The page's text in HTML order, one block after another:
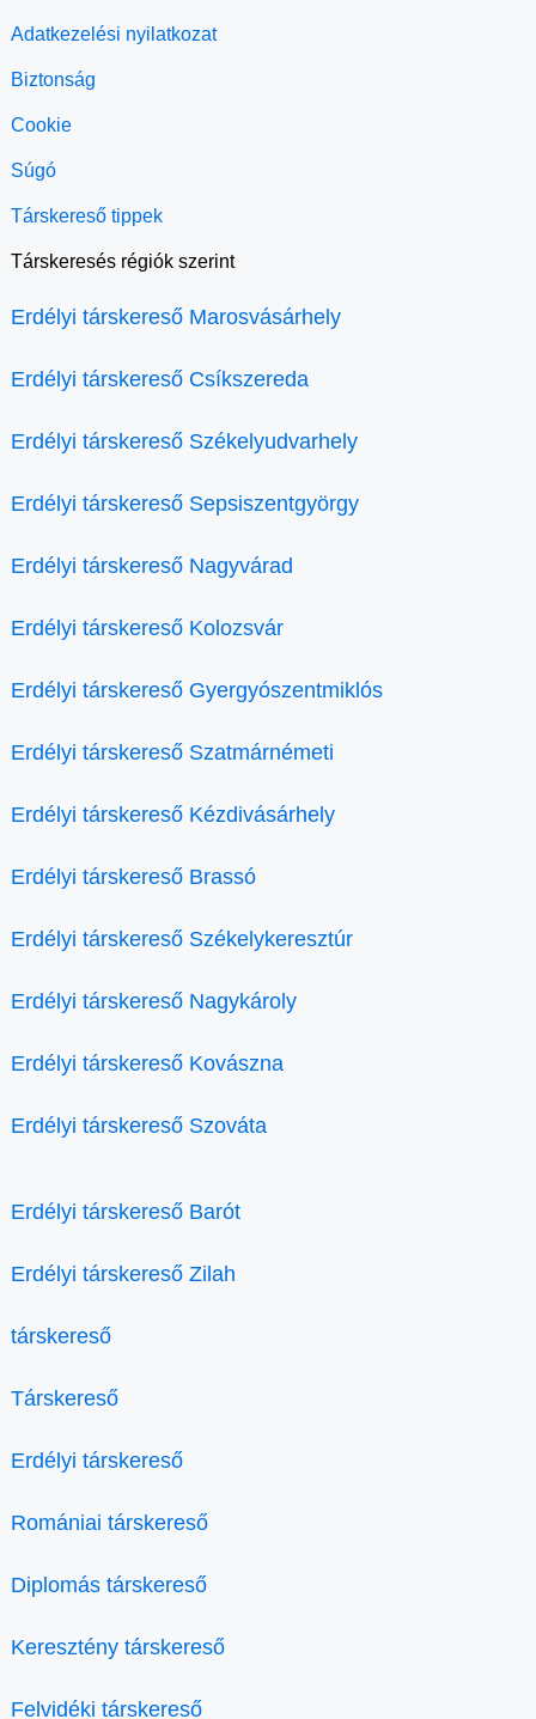
Adatkezelési nyilatkozat
Biztonság
Cookie
Súgó
Társkereső tippek
Társkeresés régiók szerint
Erdélyi társkereső Marosvásárhely
Erdélyi társkereső Csíkszereda
Erdélyi társkereső Székelyudvarhely
Erdélyi társkereső Sepsiszentgyörgy
Erdélyi társkereső Nagyvárad
Erdélyi társkereső Kolozsvár
Erdélyi társkereső Gyergyószentmiklós
Erdélyi társkereső Szatmárnémeti
Erdélyi társkereső Kézdivásárhely
Erdélyi társkereső Brassó
Erdélyi társkereső Székelykeresztúr
Erdélyi társkereső Nagykároly
Erdélyi társkereső Kovászna
Erdélyi társkereső Szováta
Erdélyi társkereső Barót
Erdélyi társkereső Zilah
társkereső
Társkereső
Erdélyi társkereső
Romániai társkereső
Diplomás társkereső
Keresztény társkereső
Felvidéki társkereső